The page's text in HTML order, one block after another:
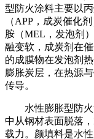
型防火涂料主要以
（APP，成炭催化
胺（MEL，发泡剂
融变软，成炭剂在
的成膜物在发泡剂
膨胀炭层，在热源
传导。
水性膨胀型防
中从钢材表面脱落
载力。颜填料是水